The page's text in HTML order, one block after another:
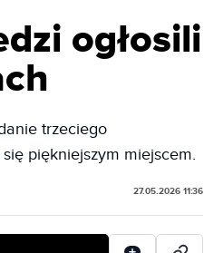
ogłosili
trzeciego
piękniejszym miejscem.
27.05.2026 11:36